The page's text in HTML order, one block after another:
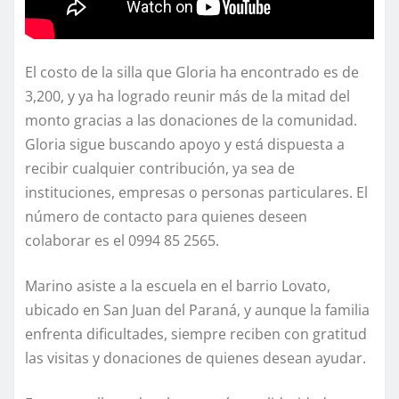
El costo de la silla que Gloria ha encontrado es de
3,200, y ya ha logrado reunir más de la mitad del
monto gracias a las donaciones de la comunidad.
Gloria sigue buscando apoyo y está dispuesta a
recibir cualquier contribución, ya sea de
instituciones, empresas o personas particulares. El
número de contacto para quienes deseen
colaborar es el 0994 85 2565.
Marino asiste a la escuela en el barrio Lovato,
ubicado en San Juan del Paraná, y aunque la familia
enfrenta dificultades, siempre reciben con gratitud
las visitas y donaciones de quienes desean ayudar.